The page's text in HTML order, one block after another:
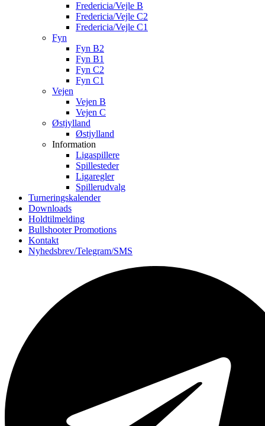
Fredericia/Vejle B
Fredericia/Vejle C2
Fredericia/Vejle C1
Fyn
Fyn B2
Fyn B1
Fyn C2
Fyn C1
Vejen
Vejen B
Vejen C
Østjylland
Østjylland
Information
Ligaspillere
Spillesteder
Ligaregler
Spillerudvalg
Turneringskalender
Downloads
Holdtilmelding
Bullshooter Promotions
Kontakt
Nyhedsbrev/Telegram/SMS